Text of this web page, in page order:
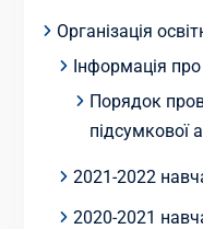
Організація
Інформація
Порядок
підсумкової
2021-2022
2020-2021